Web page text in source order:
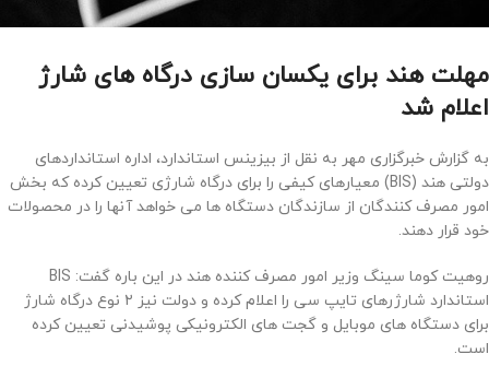
مهلت هند برای یکسان سازی درگاه های شارژ
اعلام شد
به گزارش خبرگزاری مهر به نقل از بیزینس استاندارد، اداره استانداردهای
دولتی هند (BIS) معیارهای کیفی را برای درگاه شارژی تعیین کرده که بخش
امور مصرف کنندگان از سازندگان دستگاه ها می خواهد آنها را در محصولات
خود قرار دهند.
روهیت کوما سینگ وزیر امور مصرف کننده هند در این باره گفت: BIS
استاندارد شارژرهای تایپ سی را اعلام کرده و دولت نیز ۲ نوع درگاه شارژ
برای دستگاه های موبایل و گجت های الکترونیکی پوشیدنی تعیین کرده
است.